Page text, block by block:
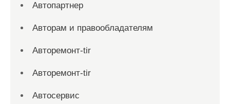
Автопартнер
Авторам и правообладателям
Авторемонт-tir
Авторемонт-tir
Автосервис